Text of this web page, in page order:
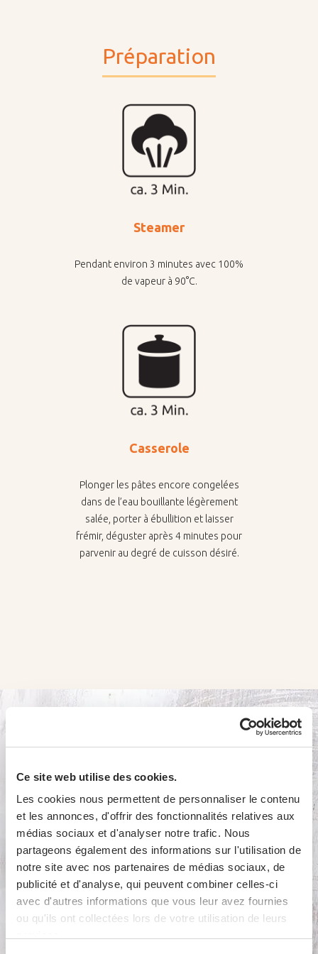
Ce site web utilise des cookies.
Les cookies nous permettent de personnaliser le contenu
et les annonces, d'offrir des fonctionnalités relatives aux
médias sociaux et d'analyser notre trafic. Nous
partageons également des informations sur l'utilisation de
notre site avec nos partenaires de médias sociaux, de
publicité et d'analyse, qui peuvent combiner celles-ci
avec d'autres informations que vous leur avez fournies
ou qu'ils ont collectées lors de votre utilisation de leurs
Préparation
Steamer
Pendant environ 3 minutes avec 100%
de vapeur à 90°C.
Casserole
Plonger les pâtes encore congelées
dans de l’eau bouillante légèrement
salée, porter à ébullition et laisser
frémir, déguster après 4 minutes pour
parvenir au degré de cuisson désiré.
Pâtes far­cies Pro­fit